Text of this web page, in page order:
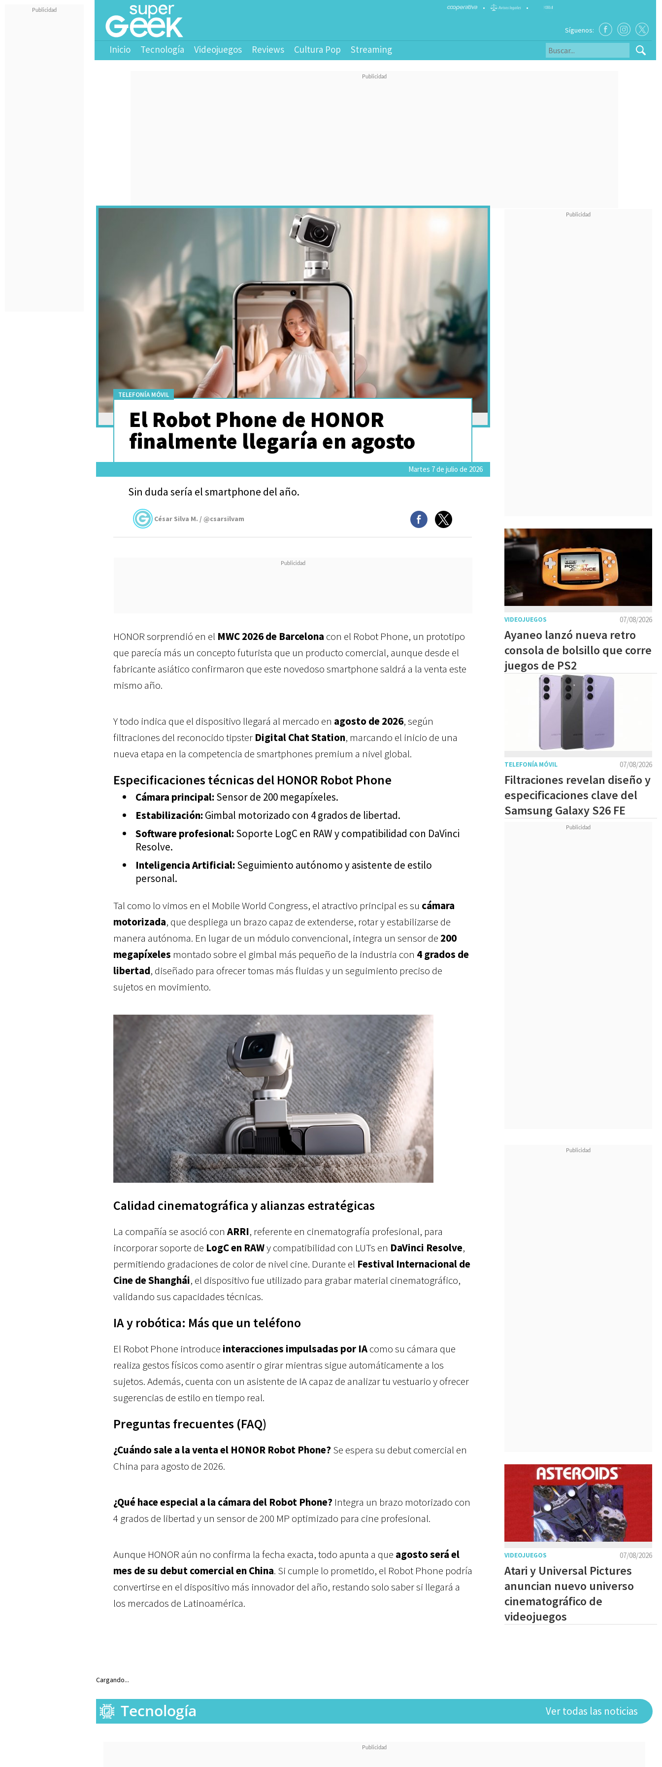
• •
Síguenos:
Inicio Tecnología Videojuegos Reviews Cultura Pop Streaming
TELEFONÍA MÓVIL
El Robot Phone de HONOR
finalmente llegaría en agosto
Martes 7 de julio de 2026
Sin duda sería el smartphone del año.
César Silva M. / @csarsilvam
HONOR sorprendió en el MWC 2026 de Barcelona con el Robot Phone, un prototipo
que parecía más un concepto futurista que un producto comercial, aunque desde el
fabricante asiático confirmaron que este novedoso smartphone saldrá a la venta este
mismo año.
Y todo indica que el dispositivo llegará al mercado en agosto de 2026, según
filtraciones del reconocido tipster Digital Chat Station, marcando el inicio de una
nueva etapa en la competencia de smartphones premium a nivel global.
Especificaciones técnicas del HONOR Robot Phone
Cámara principal: Sensor de 200 megapíxeles.
Estabilización: Gimbal motorizado con 4 grados de libertad.
Software profesional: Soporte LogC en RAW y compatibilidad con DaVinci
Resolve.
Inteligencia Artificial: Seguimiento autónomo y asistente de estilo
personal.
Tal como lo vimos en el Mobile World Congress, el atractivo principal es su cámara
motorizada, que despliega un brazo capaz de extenderse, rotar y estabilizarse de
manera autónoma. En lugar de un módulo convencional, integra un sensor de 200
megapíxeles montado sobre el gimbal más pequeño de la industria con 4 grados de
libertad, diseñado para ofrecer tomas más fluidas y un seguimiento preciso de
sujetos en movimiento.
Calidad cinematográfica y alianzas estratégicas
La compañía se asoció con ARRI, referente en cinematografía profesional, para
incorporar soporte de LogC en RAWy compatibilidad con LUTs en DaVinci Resolve,
permitiendo gradaciones de color de nivel cine. Durante el Festival Internacional de
Cine de Shanghái, el dispositivo fue utilizado para grabar material cinematográfico,
validando sus capacidades técnicas.
IA y robótica: Más que un teléfono
El Robot Phone introduce interacciones impulsadas por IAcomo su cámara que
realiza gestos físicos como asentir o girar mientras sigue automáticamente a los
sujetos. Además, cuenta con un asistente de IA capaz de analizar tu vestuario y ofrecer
sugerencias de estilo en tiempo real.
Preguntas frecuentes (FAQ)
¿Cuándo sale a la venta el HONOR Robot Phone?Se espera su debut comercial en
China para agosto de 2026.
¿Qué hace especial a la cámara del Robot Phone? Integra un brazo motorizado con
4 grados de libertad y un sensor de 200 MP optimizado para cine profesional.
Aunque HONOR aún no confirma la fecha exacta, todo apunta a que agosto será el
mes de su debut comercial en China. Si cumple lo prometido, el Robot Phone podría
convertirse en el dispositivo más innovador del año, restando solo saber si llegará a
los mercados de Latinoamérica.
07/08/2026
VIDEOJUEGOS
Ayaneo lanzó nueva retro
consola de bolsillo que corre
juegos de PS2
07/08/2026
TELEFONÍA MÓVIL
Filtraciones revelan diseño y
especificaciones clave del
Samsung Galaxy S26 FE
07/08/2026
VIDEOJUEGOS
Atari y Universal Pictures
anuncian nuevo universo
cinematográfico de
videojuegos
Cargando...
Ver todas las noticias
Tecnología